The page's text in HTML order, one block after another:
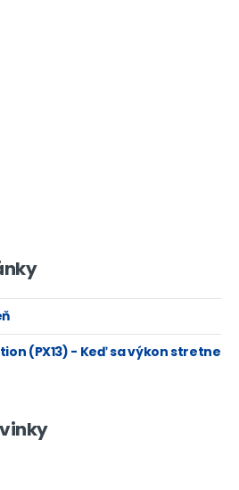
(PX13) - Keď sa výkon stretne